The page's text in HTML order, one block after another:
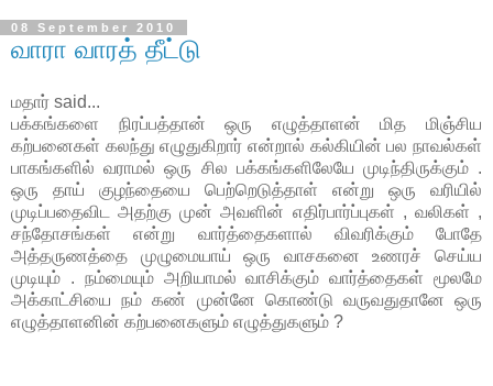
08 September 2010
வாரா வாரத் தீட்டு
மதார் said...
பக்கங்களை நிரப்பத்தான் ஒரு எழுத்தாளன் மித மிஞ்சிய
கற்பனைகள் கலந்து எழுதுகிறார் என்றால் கல்கியின் பல நாவல்கள்
பாகங்களில் வராமல் ஒரு சில பக்கங்களிலேயே முடிந்திருக்கும் .
ஒரு தாய் குழந்தையை பெற்றெடுத்தாள் என்று ஒரு வரியில்
முடிப்பதைவிட அதற்கு முன் அவளின் எதிர்பார்ப்புகள் , வலிகள் ,
சந்தோசங்கள் என்று வார்த்தைகளால் விவரிக்கும் போதே
அத்தருணத்தை முழுமையாய் ஒரு வாசகனை உணரச் செய்ய
முடியும் . நம்மையும் அறியாமல் வாசிக்கும் வார்த்தைகள் மூலமே
அக்காட்சியை நம் கண் முன்னே கொண்டு வருவதுதானே ஒரு
எழுத்தாளனின் கற்பனைகளும் எழுத்துகளும் ?